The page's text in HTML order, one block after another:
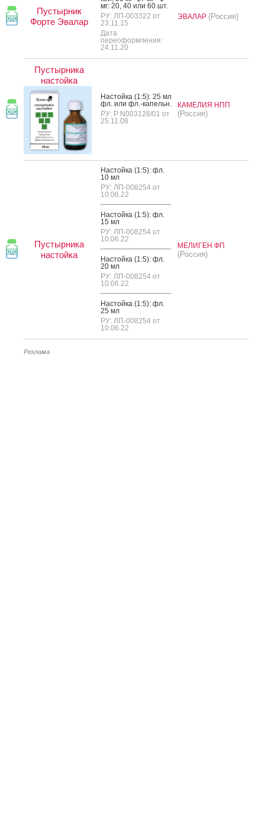
Пустырник
Форте Эвалар
мг: 20, 40 или 60 шт.
РУ: ЛП-003322 от
23.11.15
Дата
переоформления:
24.11.20
ЭВАЛАР (Россия)
Пустырника
настойка
Нас­той­ка (1:5): 25 мл
фл. или фл.-ка­пельн.
РУ: Р N003128/01 от
25.11.08
КАМЕЛИЯ НПП
(Россия)
Пустырника
настойка
Нас­той­ка (1:5): фл.
10 мл
РУ: ЛП-008254 от
10.06.22
Нас­той­ка (1:5): фл.
15 мл
РУ: ЛП-008254 от
10.06.22
Нас­той­ка (1:5): фл.
20 мл
РУ: ЛП-008254 от
10.06.22
Нас­той­ка (1:5): фл.
25 мл
РУ: ЛП-008254 от
10.06.22
МЕЛИГЕН ФП
(Россия)
Реклама